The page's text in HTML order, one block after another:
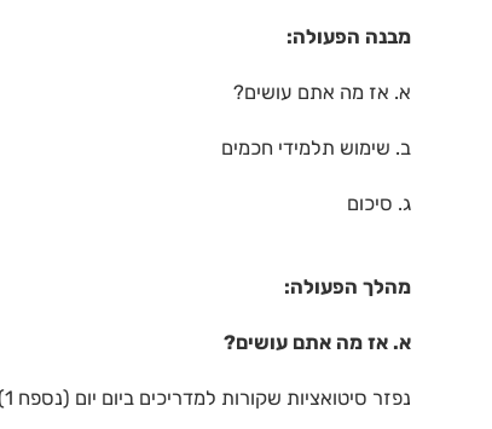
מבנה הפעולה:
א. אז מה אתם עושים?
ב. שימוש תלמידי חכמים
ג. סיכום
מהלך הפעולה:
א. אז מה אתם עושים?
נפזר סיטואציות שקורות למדריכים ביום יום (נספח 1) נותנים לכמה מדריכים לקרוא ושואלים ביחד שאלות: